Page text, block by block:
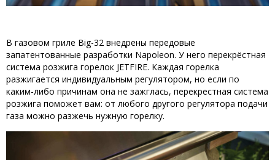
В газовом гриле Big-32 внедрены передовые
запатентованные разработки Napoleon. У него перекрёстная
система розжига горелок JETFIRE. Каждая горелка
разжигается индивидуальным регулятором, но если по
каким-либо причинам она не зажглась, перекрестная система
розжига поможет вам: от любого другого регулятора подачи
газа можно разжечь нужную горелку.